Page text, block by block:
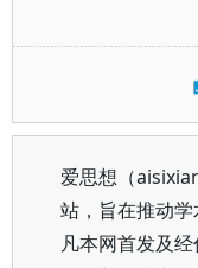
爱思想（
站，旨在推动学
凡本网首发及